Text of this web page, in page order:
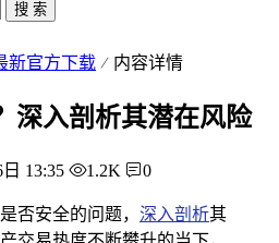
搜 索
新官方下载 内容详情
深入剖析其潜在风险
13:35 1.2K 0
否安全的问题， 深入剖析其